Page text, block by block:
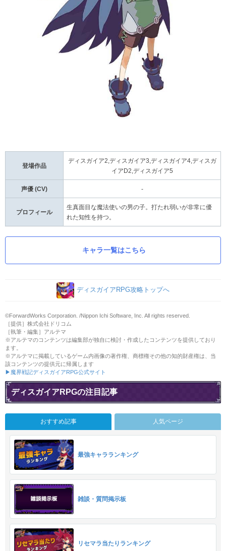
登場作品
ディスガイア2,ディスガイア3,ディスガイア4,ディスガ
イアD2,ディスガイア5
声優 (CV) -
プロフィール
生真面目な魔法使いの男の子。打たれ弱いが非常に優
れた知性を持つ。
キャラ一覧はこちら
ディスガイアRPG攻略トップへ
©ForwardWorks Corporation. /Nippon Ichi Software, Inc. All rights reserved.
［提供］株式会社ドリコム
［執筆・編集］アルテマ
※アルテマのコンテンツは編集部が独自に検討・作成したコンテンツを提供しており
ます。
※アルテマに掲載しているゲーム内画像の著作権、商標権その他の知的財産権は、当
該コンテンツの提供元に帰属します
▶魔界戦記ディスガイアRPG公式サイト
ディスガイアRPGの注目記事
おすすめ記事 人気ページ
最強キャラランキング
雑談・質問掲示板
リセマラ当たりランキング